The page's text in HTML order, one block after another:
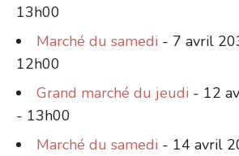
13h00
Marché du samedi - 7 avril
12h00
Grand marché du jeudi - 12
- 13h00
Marché du samedi - 14 avril